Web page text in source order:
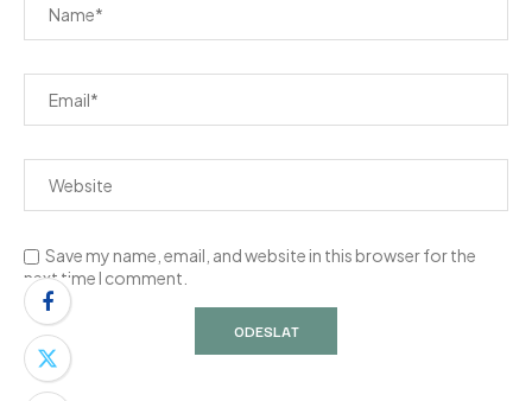
Save my name, email, and website in this browser for the
next time I comment.